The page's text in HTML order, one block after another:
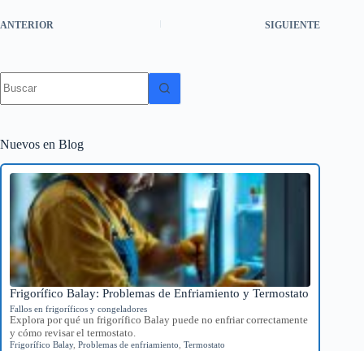
ANTERIOR SIGUIENTE
resultados
Nuevos en Blog
Frigorífico Balay: Problemas de Enfriamiento y Termostato
Fallos en frigoríficos y congeladores
Explora por qué un frigorífico Balay puede no enfriar correctamente
y cómo revisar el termostato.
Frigorífico Balay, Problemas de enfriamiento Termostato